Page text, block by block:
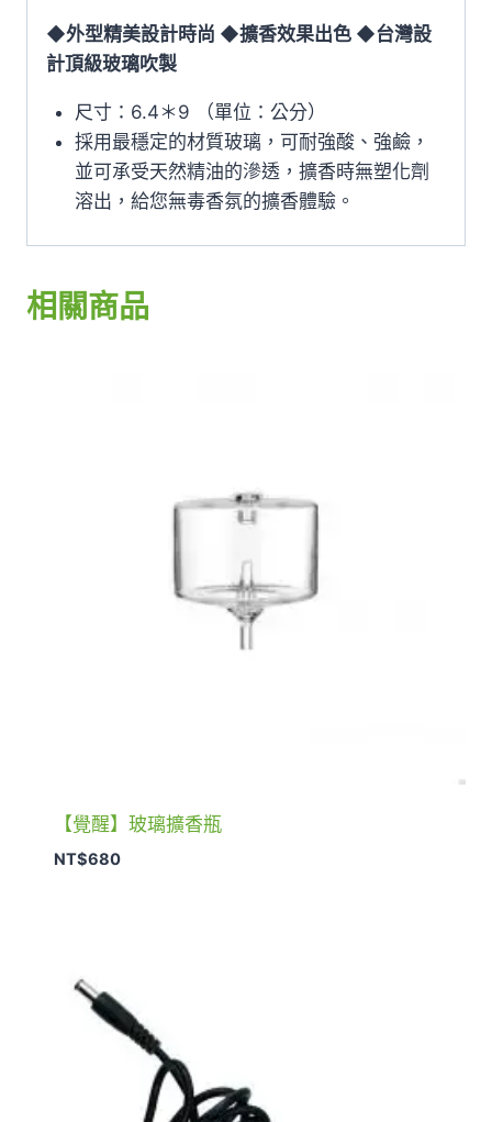
◆外型精美設計時尚 ◆擴香效果出色 ◆台灣設
計頂級玻璃吹製
尺寸：6.4＊9 （單位：公分）
採用最穩定的材質玻璃，可耐強酸、強鹼，
並可承受天然精油的滲透，擴香時無塑化劑
溶出，給您無毒香氛的擴香體驗。
相關商品
【覺醒】玻璃擴香瓶
NT$680